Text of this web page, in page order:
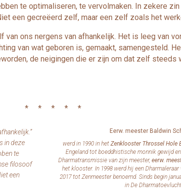
te optimaliseren, te vervolmaken. In zekere
een gecreëerd zelf, maar een zelf zoals het
ons nergens van afhankelijk. Het is leeg van
van wat geboren is, gemaakt, samengesteld.
de neigingen die er zijn om dat zelf steeds
* * * * *
in deze
te
filosoof
een
Eerw. meester Baldwin
werd in 1990 in het Zenklooster Throssel Hole
Engeland tot boeddhistische monnik gewijd
Dharmatransmissie van zijn meester, eerw.
het klooster. In 1998 werd hij een
2017 tot Zenmeester benoemd. Sinds begin
in De